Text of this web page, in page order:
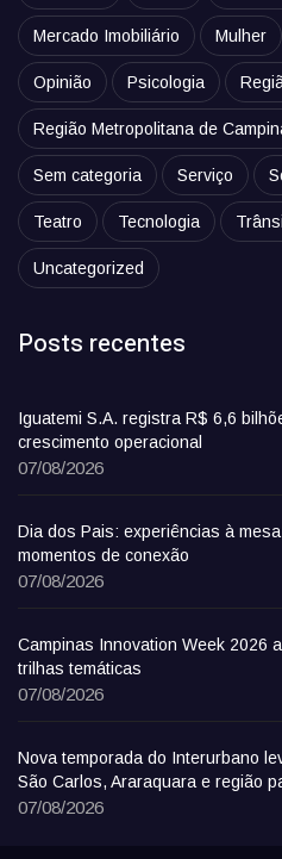
Mercado Imobiliário Mulher
Opinião Psicologia
Região Metropolitana de
Sem categoria Serviço
Teatro Tecnologia
Uncategorized
Posts recentes
Iguatemi S.A. registra R$ 6,6
crescimento operacional
07/08/2026
Dia dos Pais: experiências à
momentos de conexão
07/08/2026
Campinas Innovation Week 2026
trilhas temáticas
07/08/2026
Nova temporada do Interurbano
São Carlos, Araraquara e região
07/08/2026